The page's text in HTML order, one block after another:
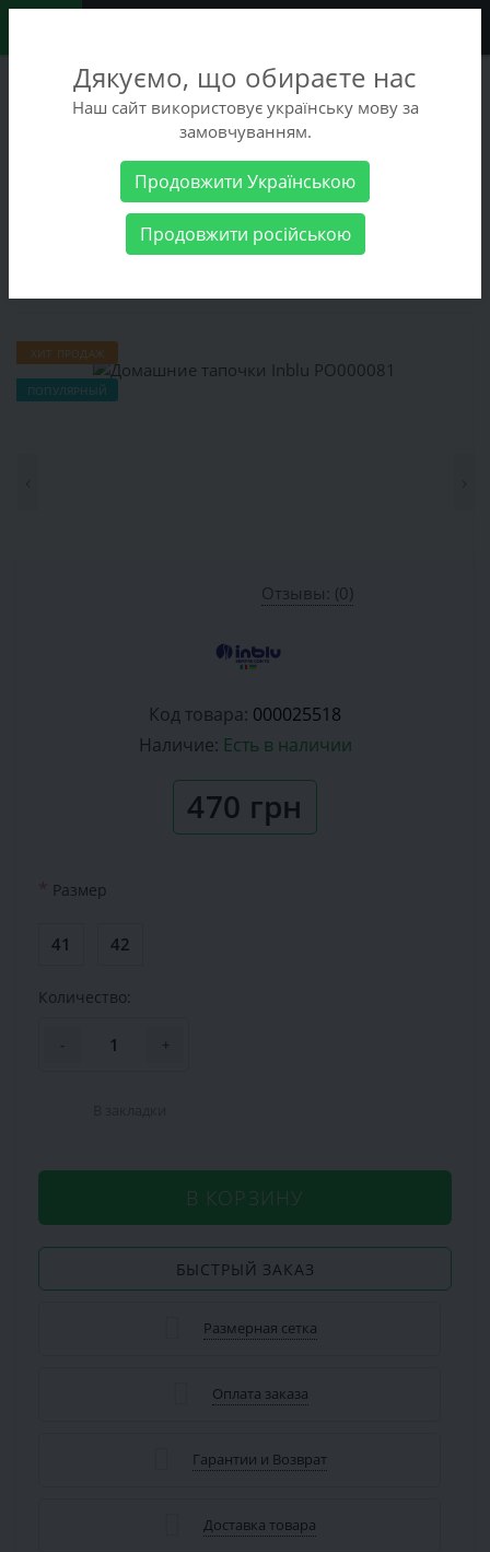
+38 (068) 486-90-09
+38 (093) 486-90-09
Мужские товары Мужская обувь
Домашние тапочки Inblu
ХИТ ПРОДАЖ
ПОПУЛЯРНЫЙ
Отзывы: (0)
Код товара: 000025518
Наличие: Есть в наличии
470 грн
* Размер
41 42
Количество:
- +
В КОРЗИНУ
БЫСТРЫЙ ЗАКАЗ
Размерная сетка
Оплата заказа
Гарантии и Возврат
Доставка товара
Дякуємо, що обираєте нас
Наш сайт використовує українську мову за
замовчуванням.
Продовжити Українською
Продовжити російською